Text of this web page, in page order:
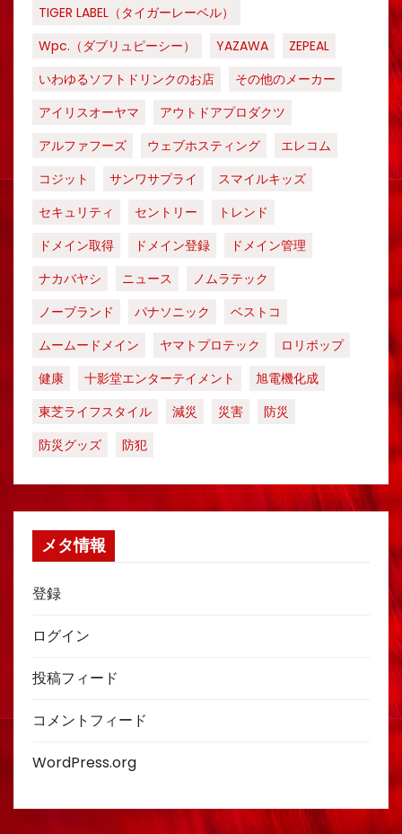
TIGER LABEL（タイガーレーベル）
Wpc.（ダブリュピーシー）
YAZAWA
ZEPEAL
いわゆるソフトドリンクのお店
その他のメーカー
アイリスオーヤマ
アウトドアプロダクツ
アルファフーズ
ウェブホスティング
エレコム
コジット
サンワサプライ
スマイルキッズ
セキュリティ
セントリー
トレンド
ドメイン取得
ドメイン登録
ドメイン管理
ナカバヤシ
ニュース
ノムラテック
ノーブランド
パナソニック
ベストコ
ムームードメイン
ヤマトプロテック
ロリポップ
健康
十影堂エンターテイメント
旭電機化成
東芝ライフスタイル
減災 災害
防災
防災グッズ
防犯
メタ情報
登録
ログイン
投稿フィード
コメントフィード
WordPress.org